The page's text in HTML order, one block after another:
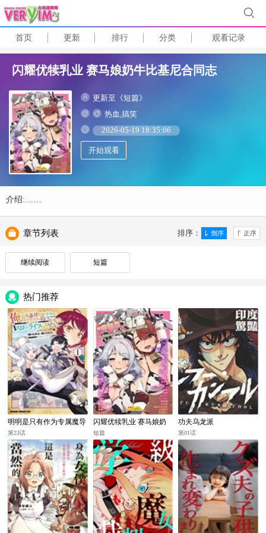
首页 更新 排行 分类 观看记录
闪耀优犊乳业 赛马娘奶牛比基尼合同志
更新至《短篇》
热血,搞笑
2026-05-19 18:35:06
开始观看
介绍:……
排序：
章节列表
继续阅读 短篇
热门推荐
明明是只有作为专属魔导
士的我才能采取的素材
却被说“素材采取率低”和
喜欢PUA的青梅竹马分开
后 想在边境小镇度过慢
生活
第23话
闪耀优犊乳业 赛马娘奶
牛比基尼合同志
短篇
功夫乌龙派
第01话